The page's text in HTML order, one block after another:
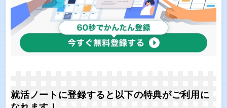
就活ノートに登録すると以下の特典がご利用に